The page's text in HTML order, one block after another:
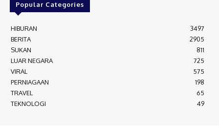
Popular Categories
HIBURAN
3497
BERITA
2905
SUKAN
811
LUAR NEGARA
725
VIRAL
575
PERNIAGAAN
198
TRAVEL
65
TEKNOLOGI
49